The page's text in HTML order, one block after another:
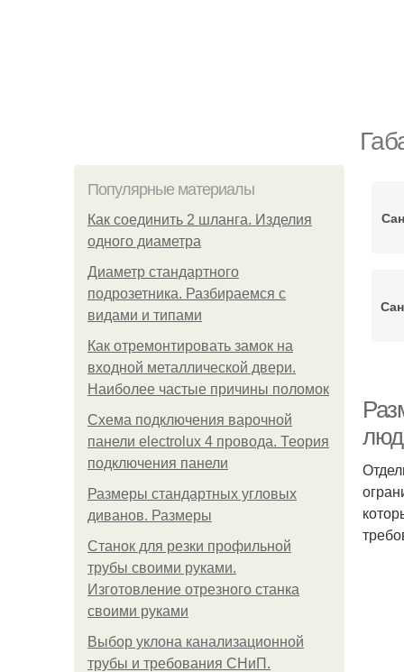
Популярные материалы
Как соединить 2 шланга. Изделия
одного диаметра
Диаметр стандартного
подрозетника. Разбираемся с
видами и типами
Как отремонтировать замок на
входной металлической двери.
Наиболее частые причины поломок
Схема подключения варочной
панели electrolux 4 провода. Теория
подключения панели
Размеры стандартных угловых
диванов. Размеры
Станок для резки профильной
трубы своими руками.
Изготовление отрезного станка
своими руками
Выбор уклона канализационной
трубы и требования СНиП.